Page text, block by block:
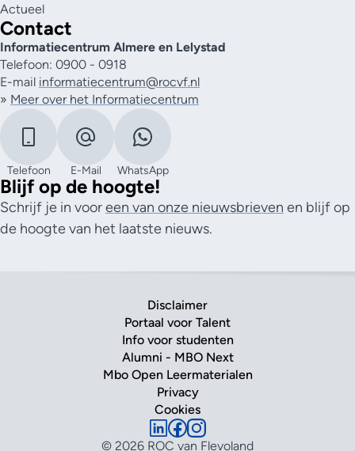
Actueel
Contact
Informatiecentrum Almere en Lelystad
Telefoon: 0900 - 0918
E-mail informatiecentrum@rocvf.nl
» Meer over het Informatiecentrum
Telefoon E-Mail WhatsApp
Blijf op de hoogte!
Schrijf je in vooreen van onze nieuwsbrieven en blijf op
de hoogte van het laatste nieuws.
Disclaimer
Portaal voor Talent
Info voor studenten
Alumni - MBO Next
Mbo Open Leermaterialen
Privacy
Cookies
© 2026 ROC van Flevoland